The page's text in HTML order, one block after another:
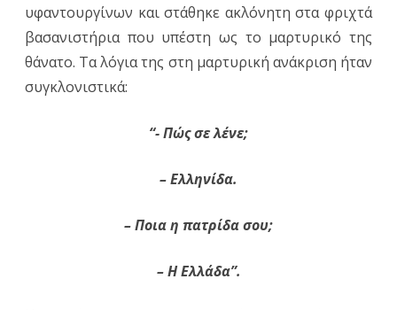
υφαντουργίνων και στάθηκε ακλόνητη στα φριχτά
βασανιστήρια που υπέστη ως το μαρτυρικό της
θάνατο. Τα λόγια της στη μαρτυρική ανάκριση ήταν
συγκλονιστικά:
“- Πώς σε λένε;
– Ελληνίδα.
– Ποια η πατρίδα σου;
– Η Ελλάδα”.